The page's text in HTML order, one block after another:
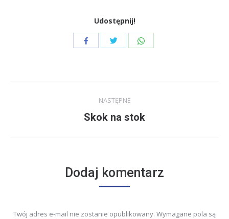
Udostępnij!
UdostępnijUdostępnij
navigation
NASTĘPNE
Next
Skok na stok
Dodaj komentarz
Twój adres e-mail nie zostanie opublikowany. Wymagane pola są